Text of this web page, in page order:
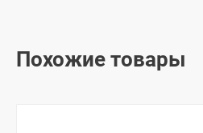
Похожие товары